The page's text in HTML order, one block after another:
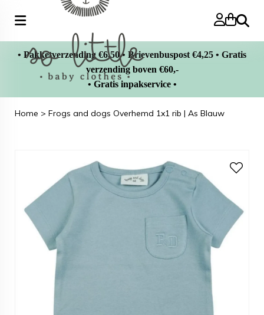
Zoeken
• Pakketverzending €6,50 • Brievenbuspost €4,25 • Gratis
verzending boven €60,-
• Gratis inpakservice •
Home > Frogs and dogs Overhemd 1x1 rib | As Blauw